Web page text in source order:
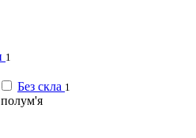
1
Без скла 1
полум'я